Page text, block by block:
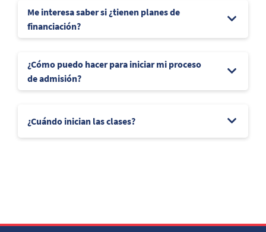
Me interesa saber si ¿tienen planes de
financiación?
¿Cómo puedo hacer para iniciar mi proceso
de admisión?
¿Cuándo inician las clases?